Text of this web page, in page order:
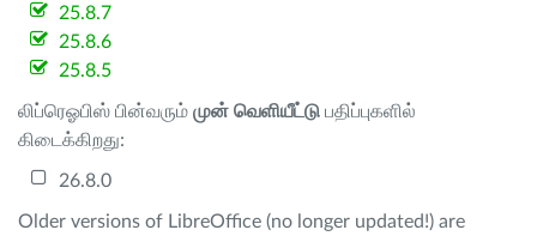
25.8.7
25.8.6
25.8.5
லிப்ரெஓபிஸ் பின்வரும் முன் வெளியீட்டு பதிப்புகளில்
கிடைக்கிறது:
26.8.0
Older versions of LibreOffice (no longer updated!) are